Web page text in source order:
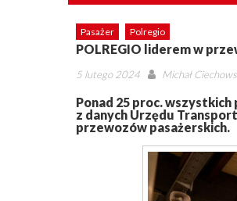
Pasażer Polregio
POLREGIO liderem w
Posted
5 lutego 2024 Author
Michał
Ponad 25 proc.
z danych Urzędu
przewozów pasażerskich.